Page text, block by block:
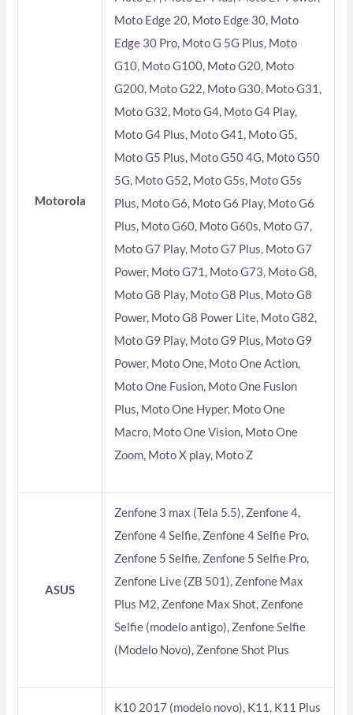
Motorola
Moto Edge 20, Moto Edge 30, Moto
Edge 30 Pro, Moto G 5G Plus, Moto
G10, Moto G100, Moto G20, Moto
G200, Moto G22, Moto G30, Moto G31,
Moto G32, Moto G4, Moto G4 Play,
Moto G4 Plus, Moto G41, Moto G5,
Moto G5 Plus, Moto G50 4G, Moto G50
5G, Moto G52, Moto G5s, Moto G5s
Plus, Moto G6, Moto G6 Play, Moto G6
Plus, Moto G60, Moto G60s, Moto G7,
Moto G7 Play, Moto G7 Plus, Moto G7
Power, Moto G71, Moto G73, Moto G8,
Moto G8 Play, Moto G8 Plus, Moto G8
Power, Moto G8 Power Lite, Moto G82,
Moto G9 Play, Moto G9 Plus, Moto G9
Power, Moto One, Moto One Action,
Moto One Fusion, Moto One Fusion
Plus, Moto One Hyper, Moto One
Macro, Moto One Vision, Moto One
Zoom, Moto X play, Moto Z
ASUS
Zenfone 3 max (Tela 5.5), Zenfone 4,
Zenfone 4 Selfie, Zenfone 4 Selfie Pro,
Zenfone 5 Selfie, Zenfone 5 Selfie Pro,
Zenfone Live (ZB 501), Zenfone Max
Plus M2, Zenfone Max Shot, Zenfone
Selfie (modelo antigo), Zenfone Selfie
(Modelo Novo), Zenfone Shot Plus
K10 2017 (modelo novo), K11, K11 Plus